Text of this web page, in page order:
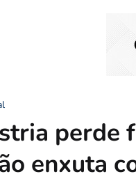
perde
enxuta